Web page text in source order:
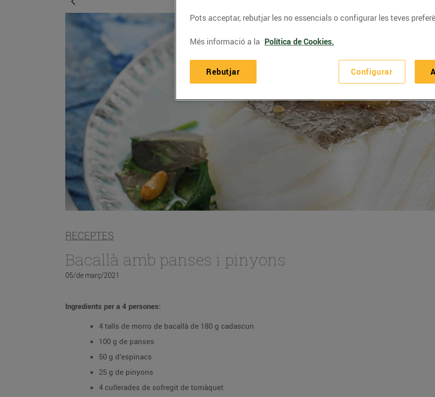
RECEPTES
Bacallà amb panses i pinyons
05/de març/2021
Ingredients per a 4 persones:
4 talls de morro de bacallà de 180 g cadascun
100 g de panses
50 g d’espinacs
25 g de pinyons
4 cullerades de sofregit de tomàquet
Pots acceptar, rebutjar les no essencials o configurar les teves
Més informació a la Política de Cookies.
Configurar
Rebutjar